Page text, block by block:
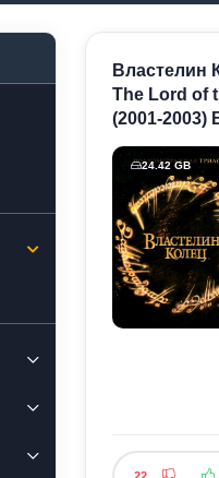
Властелин
The Lord of
(2001-2003)
24.42 GB